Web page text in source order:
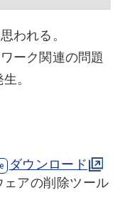
われる。
ーク関連の問題
。
ダウンロード
アの削除ツール